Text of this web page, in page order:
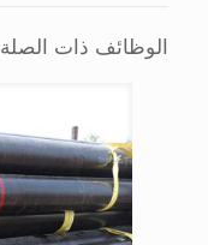
الوظائف ذات الصلة